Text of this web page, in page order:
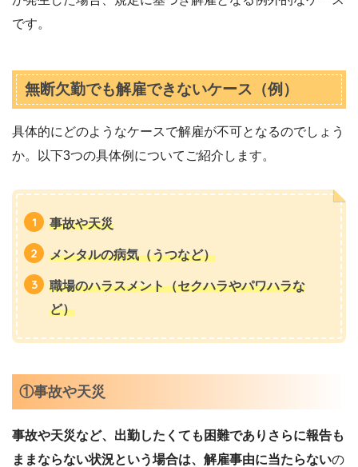
です。
無断欠勤でも解雇できないケース（例）
具体的にどのようなケースで解雇が不可となるのでしょう
か。以下3つの具体例についてご紹介します。
事故や天災
メンタルの病気（うつなど）
職場のハラスメント（セクハラやパワハラな
ど）
①事故や天災
事故や天災など、出勤したくても困難でありさらに報告も
ままならない状況という場合は、解雇事由に当たらないの